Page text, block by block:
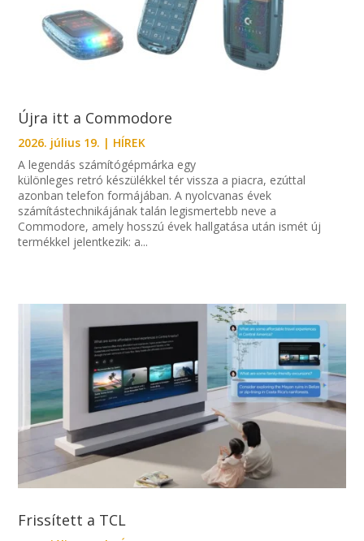
Újra itt a Commodore
2026. július 19. | HÍREK
A legendás számítógépmárka egy
különleges retró készülékkel tér vissza a piacra, ezúttal
azonban telefon formájában. A nyolcvanas évek
számítástechnikájának talán legismertebb neve a
Commodore, amely hosszú évek hallgatása után ismét új
termékkel jelentkezik: a...
Frissített a TCL